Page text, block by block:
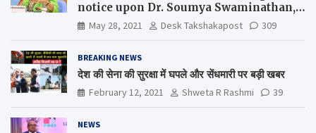
notice upon Dr. Soumya Swaminathan,
the Chief Scientist, WHO
May 28, 2021 Desk Takshakapost 309
BREAKING NEWS
देश की सेना की सुरक्षा में घपले और सेंधमारी पर बड़ी खबर
February 12, 2021 Shweta R Rashmi 39
NEWS